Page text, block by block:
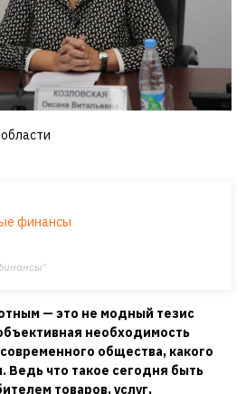
финансы
— это не модный тезис
необходимость
общества, какого
Ведь что такое сегодня быть
товаров, услуг,